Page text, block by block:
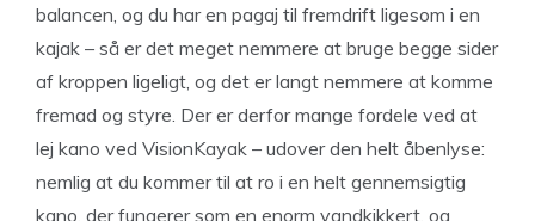
balancen, og du har en pagaj til fremdrift ligesom i en
kajak – så er det meget nemmere at bruge begge sider
af kroppen ligeligt, og det er langt nemmere at komme
fremad og styre. Der er derfor mange fordele ved at
lej kano ved VisionKayak – udover den helt åbenlyse:
nemlig at du kommer til at ro i en helt gennemsigtig
kano, der fungerer som en enorm vandkikkert, og